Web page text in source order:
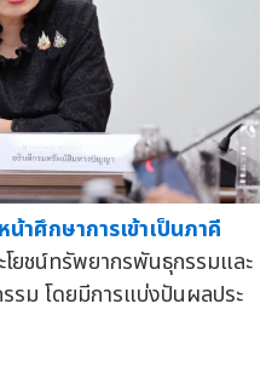
ศึกษาการเข้าเป็นภาคี
ยชน์ทรัพยากรพันธุกรรมและ
ม โดยมีการแบ่งปันผลประ